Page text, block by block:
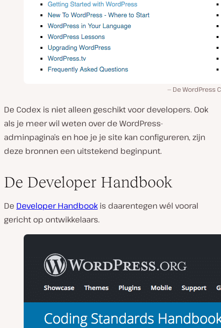
De WordPress
De Codex is niet alleen geschikt voor developers. Ook
als je meer wil weten over de WordPress-
adminpagina’s en hoe je je site kan configureren, zijn
deze bronnen een uitstekend beginpunt.
De Developer Handbook
De Developer Handbook is daarentegen wél vooral
gericht op ontwikkelaars.